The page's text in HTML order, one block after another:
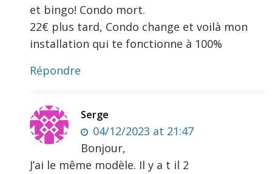
et bingo! Condo mort.
22€ plus tard, Condo change et voilà mon
installation qui te fonctionne à 100%
Répondre
Serge
04/12/2023 at 21:47
Bonjour,
J’ai le même modèle. Il y a t il 2